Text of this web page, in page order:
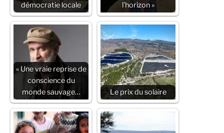
démocratie locale
l’horizon »
« Une vraie reprise de
conscience du
monde sauvage…
Le prix du solaire